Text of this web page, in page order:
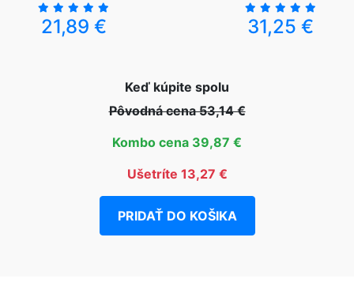
21,89 € 31,25 €
Keď kúpite spolu
Pôvodná cena 53,14 €
Kombo cena 39,87 €
Ušetríte 13,27 €
PRIDAŤ DO KOŠIKA